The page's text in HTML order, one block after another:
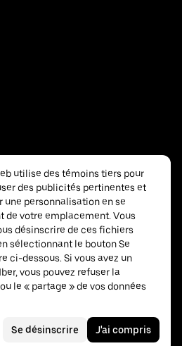
utilise des témoins tiers pour
des publicités pertinentes et
une personnalisation en se
de votre emplacement. Vous
désinscrire de ces fichiers
sélectionnant le bouton Se
ci-dessous. Si vous avez un
vous pouvez refuser la
le « partage » de vos données
Se désinscrire J'ai compris